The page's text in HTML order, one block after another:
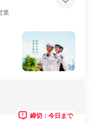
業
締切：今日まで